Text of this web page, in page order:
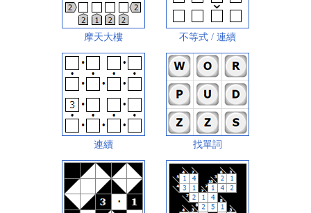
摩天大樓 不等式 / 連續
連續 找單詞